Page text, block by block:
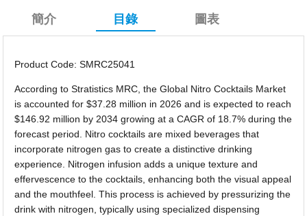
簡介 目錄 圖表
Product Code: SMRC25041
According to Stratistics MRC, the Global Nitro Cocktails Market
is accounted for $37.28 million in 2026 and is expected to reach
$146.92 million by 2034 growing at a CAGR of 18.7% during the
forecast period. Nitro cocktails are mixed beverages that
incorporate nitrogen gas to create a distinctive drinking
experience. Nitrogen infusion adds a unique texture and
effervescence to the cocktails, enhancing both the visual appeal
and the mouthfeel. This process is achieved by pressurizing the
drink with nitrogen, typically using specialized dispensing